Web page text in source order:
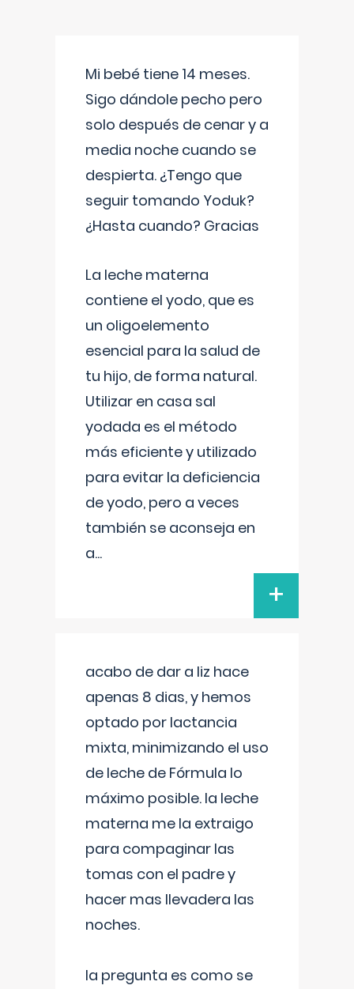
Mi bebé tiene 14 meses.
Sigo dándole pecho pero
solo después de cenar y a
media noche cuando se
despierta. ¿Tengo que
seguir tomando Yoduk?
¿Hasta cuando? Gracias
La leche materna
contiene el yodo, que es
un oligoelemento
esencial para la salud de
tu hijo, de forma natural.
Utilizar en casa sal
yodada es el método
más eficiente y utilizado
para evitar la deficiencia
de yodo, pero a veces
también se aconseja en
a...
+
acabo de dar a liz hace
apenas 8 dias, y hemos
optado por lactancia
mixta, minimizando el uso
de leche de Fórmula lo
máximo posible. la leche
materna me la extraigo
para compaginar las
tomas con el padre y
hacer mas llevadera las
noches.
la pregunta es como se